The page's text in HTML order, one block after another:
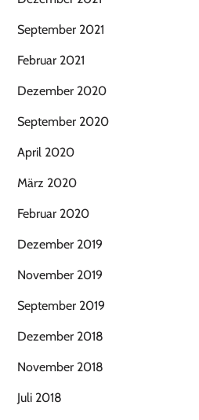
September 2021
Februar 2021
Dezember 2020
September 2020
April 2020
März 2020
Februar 2020
Dezember 2019
November 2019
September 2019
Dezember 2018
November 2018
Juli 2018